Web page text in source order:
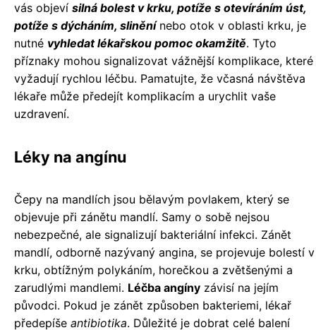
vás objeví silná bolest v krku, potíže s otevíráním úst,
potíže s dýcháním, sliněnínebo otok v oblasti krku, je
nutné vyhledat lékařskou pomoc okamžitě. Tyto
příznaky mohou signalizovat vážnější komplikace, které
vyžadují rychlou léčbu. Pamatujte, že včasná návštěva
lékaře může předejít komplikacím a urychlit vaše
uzdravení.
Léky na angínu
Čepy na mandlích jsou bělavým povlakem, který se
objevuje při zánětu mandlí. Samy o sobě nejsou
nebezpečné, ale signalizují bakteriální infekci. Zánět
mandlí, odborně nazývaný angina, se projevuje bolestí v
krku, obtížným polykáním, horečkou a zvětšenými a
zarudlými mandlemi. Léčba angíny závisí na jejím
původci. Pokud je zánět způsoben bakteriemi, lékař
předepíše antibiotika. Důležité je dobrat celé balení